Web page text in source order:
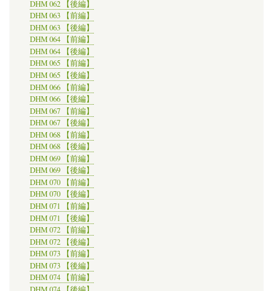
DHM 062 【後編】
DHM 063 【前編】
DHM 063 【後編】
DHM 064 【前編】
DHM 064 【後編】
DHM 065 【前編】
DHM 065 【後編】
DHM 066 【前編】
DHM 066 【後編】
DHM 067 【前編】
DHM 067 【後編】
DHM 068 【前編】
DHM 068 【後編】
DHM 069 【前編】
DHM 069 【後編】
DHM 070 【前編】
DHM 070 【後編】
DHM 071 【前編】
DHM 071 【後編】
DHM 072 【前編】
DHM 072 【後編】
DHM 073 【前編】
DHM 073 【後編】
DHM 074 【前編】